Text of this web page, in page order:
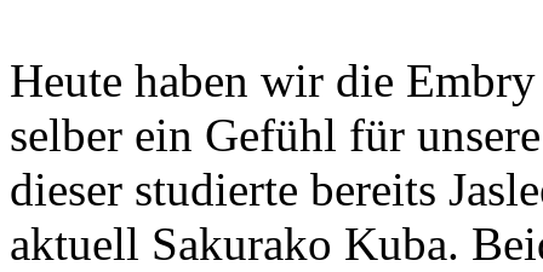
Heute haben wir die
selber ein Gefühl für
dieser studierte bereits
aktuell Sakurako Kuba.